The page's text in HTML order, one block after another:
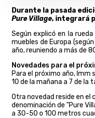
Durante la pasada
Pure Village, integrará
Según explicó en la
muebles de Europa
año, reuniendo a más de
Novedades para el
Para el próximo año, Imm
10 de la mañana a 7 de la
Otra novedad reside en
denominación de "Pure
a 30-50 o 100 metros